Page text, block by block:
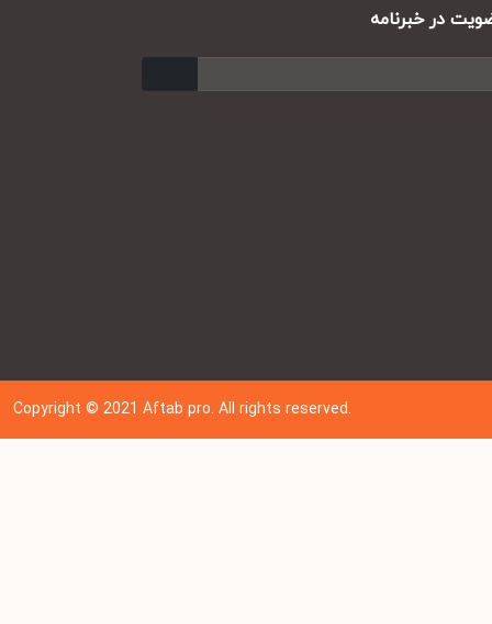
در خبرنامه
Copyright © 202 1Aftab pro. All rights reserved.